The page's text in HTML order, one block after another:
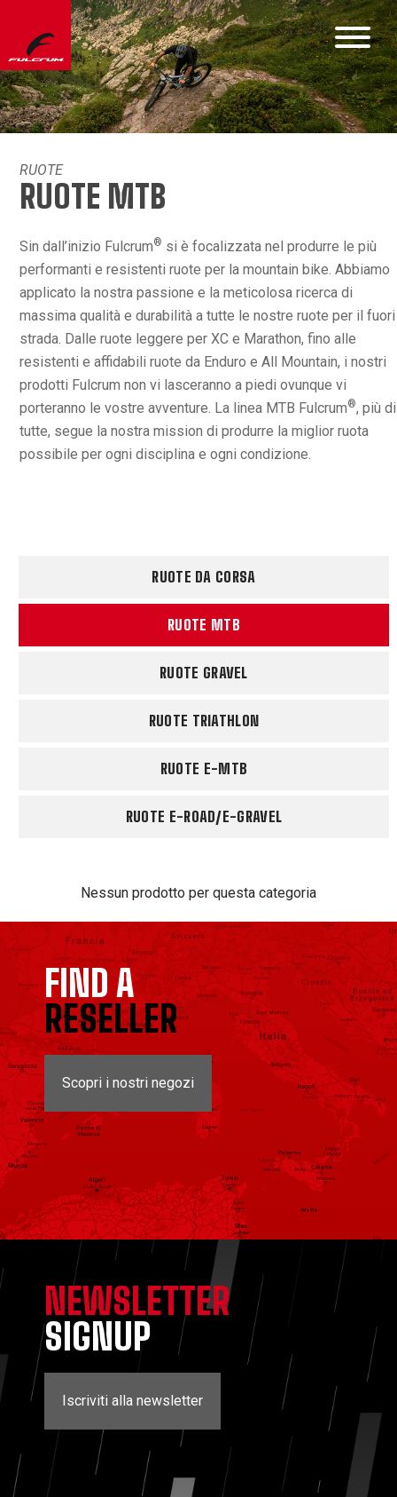
RUOTE
RUOTE MTB
Sin dall’inizio Fulcrum® si è focalizzata nel produrre le più
performanti e resistenti ruote per la mountain bike. Abbiamo
applicato la nostra passione e la meticolosa ricerca di
massima qualità e durabilità a tutte le nostre ruote per il fuori
strada. Dalle ruote leggere per XC e Marathon, fino alle
resistenti e affidabili ruote da Enduro e All Mountain, i nostri
prodotti Fulcrum non vi lasceranno a piedi ovunque vi
porteranno le vostre avventure. La linea MTB Fulcrum®, più di
tutte, segue la nostra mission di produrre la miglior ruota
possibile per ogni disciplina e ogni condizione.
RUOTE DA CORSA
RUOTE MTB
RUOTE GRAVEL
RUOTE TRIATHLON
RUOTE E-MTB
RUOTE E-ROAD/E-GRAVEL
Nessun prodotto per questa categoria
FIND A
RESELLER
Scopri i nostri negozi
NEWSLETTER
SIGNUP
Iscriviti alla newsletter